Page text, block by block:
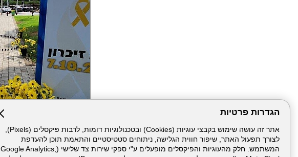
הגדרות פרטיות
אתר זה עושה שימוש בקבצי עוגיות (Cookies) ובטכנולוגיות דומות, לרבות פיקסלים (Pixels),
לצורך תפעול האתר, שיפור חווית הגלישה, ניתוחים סטטיסטיים והתאמת תוכן להעדפת
המשתמש. חלק מהעוגיות והפיקסלים מופעלים ע"י ספקי שירות צד שלישי (Google Analytics,